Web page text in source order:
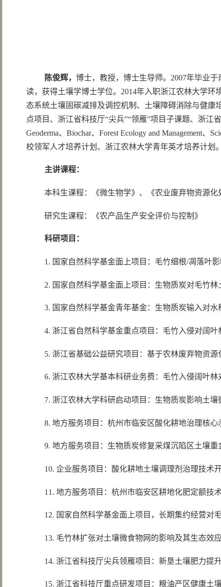
陈俊辉， 博士，教授，博士生导师。2007年毕业
读，获得土壤学博士学位。2014年入职浙江农林大学
态系统土壤固碳减排及调控机制、土壤障碍消除与健
点项目、浙江省科技厅“尖兵”“领雁”项目子课题、浙江
Geoderma、Biochar、Forest Ecology and Management
校领军人才培养计划、浙江农林大学青年英才培养计划
主讲课程：
本科生课程：《微生物学》、《农业废弃物资源
研究生课程：《农产品生产安全评价与控制》
科研项目：
1. 国家自然科学基金面上项目：毛竹细根/凋落叶
2. 国家自然科学基金面上项目：生物质炭对毛竹
3. 国家自然科学基金青年基金：生物质炭输入对
4. 浙江省自然科学基金重点项目：毛竹入侵对阔
5. 浙江省基础公益研究项目：基于农林废弃物资
6. 浙江农林大学基本科研业务费：毛竹入侵阔叶
7. 浙江农林大学科研启动项目：生物质炭影响土
8. 地方服务项目：杭州市临安区酸化耕地治理核
9. 地方服务项目：生物质炭修复采煤沉陷区土壤重
10. 企业服务项目：酸化耕地土壤调理剂治理技术
11. 地方服务项目：杭州市临安区耕地化肥定额技
12. 国家自然科学基金面上项目，长期集约经营对
13. 毛竹林扩张对土壤微食物网的影响及其生态效
14. 浙江省科技厅尖兵领雁项目：新垦土壤肥力提
15. 浙江省科技厅重点研发项目：粮油产区健康土